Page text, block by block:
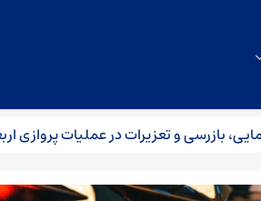
و تعزیرات در عملیات پروازی اربعین